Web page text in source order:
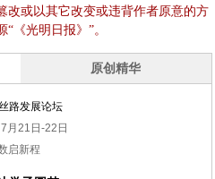
改或以其它改变或违背作者原意的方
《光明日报》”。